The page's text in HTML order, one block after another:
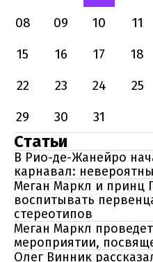
08
09 10 11
15
16 17 18
22
23 24 25
29
30 31
Статьи
В Рио-де-Жанейро
карнавал:
Меган Маркл и принц
воспитывать
стереотипов
Меган Маркл
мероприятии,
Олег Винник